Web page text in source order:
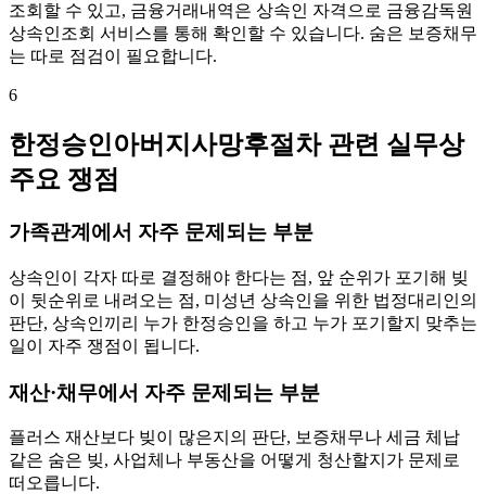
조회할 수 있고, 금융거래내역은 상속인 자격으로 금융감독원
상속인조회 서비스를 통해 확인할 수 있습니다. 숨은 보증채무
는 따로 점검이 필요합니다.
6
한정승인아버지사망후절차 관련 실무상
주요 쟁점
가족관계에서 자주 문제되는 부분
상속인이 각자 따로 결정해야 한다는 점, 앞 순위가 포기해 빚
이 뒷순위로 내려오는 점, 미성년 상속인을 위한 법정대리인의
판단, 상속인끼리 누가 한정승인을 하고 누가 포기할지 맞추는
일이 자주 쟁점이 됩니다.
재산·채무에서 자주 문제되는 부분
플러스 재산보다 빚이 많은지의 판단, 보증채무나 세금 체납
같은 숨은 빚, 사업체나 부동산을 어떻게 청산할지가 문제로
떠오릅니다.